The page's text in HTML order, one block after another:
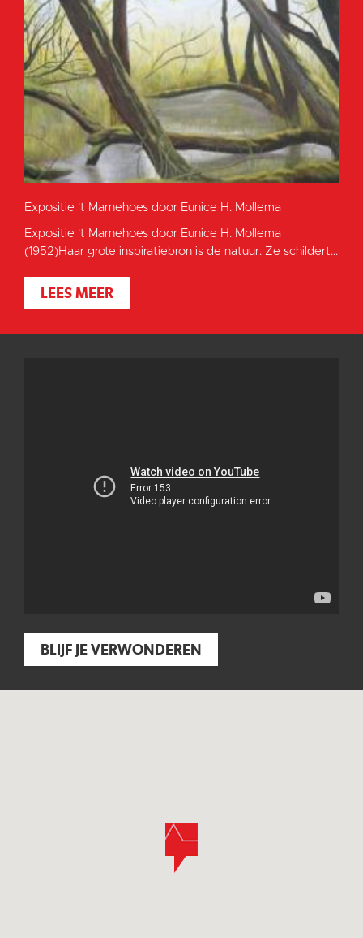
Expositie 't Marnehoes door Eunice H. Mollema
Expositie 't Marnehoes door Eunice H. Mollema
(1952)Haar grote inspiratiebron is de natuur. Ze schildert...
LEES MEER
BLIJF JE VERWONDEREN